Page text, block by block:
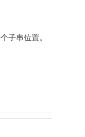
子串位置。